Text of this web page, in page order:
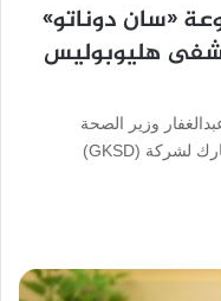
«سان دوناتو»
هليوبوليس
وزير الصحة
والسكان السيد ماركو جويدي الشريك المشارك لشركة (GKSD)